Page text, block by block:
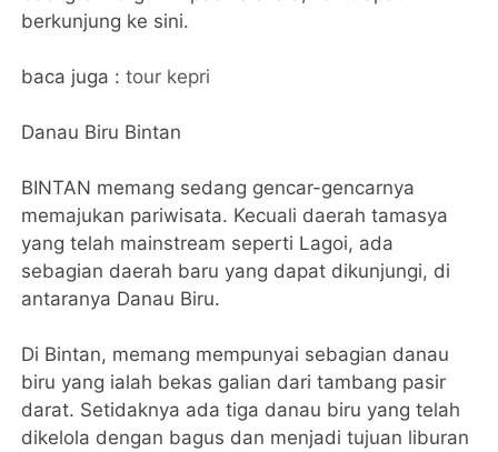
berkunjung ke sini.
baca juga :tour kepri
Danau Biru Bintan
BINTAN memang sedang gencar-gencarnya
memajukan pariwisata. Kecuali daerah tamasya
yang telah mainstream seperti Lagoi, ada
sebagian daerah baru yang dapat dikunjungi, di
antaranya Danau Biru.
Di Bintan, memang mempunyai sebagian danau
biru yang ialah bekas galian dari tambang pasir
darat. Setidaknya ada tiga danau biru yang telah
dikelola dengan bagus dan menjadi tujuan liburan